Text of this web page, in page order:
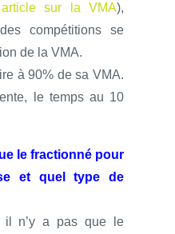
sur la VMA),
compétitions se
de la VMA.
à 90% de sa VMA.
le temps au 10
le fractionné pour
et quel type de
il n’y a pas que le